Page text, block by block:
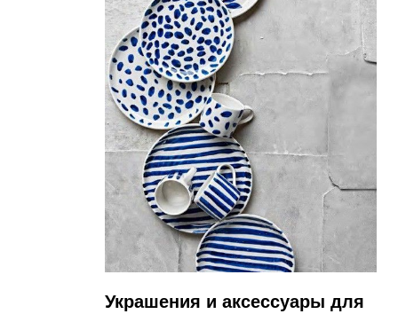
Украшения и аксессуары для